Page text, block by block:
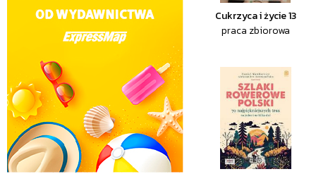
Cukrzyca i życie 13
praca zbiorowa